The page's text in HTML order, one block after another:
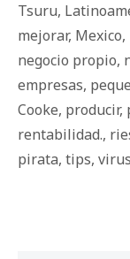
Tsuru,
mejorar, Mexico,
negocio propio,
empresas,
Cooke, producir,
rentabilidad.,
pirata, tips, virus